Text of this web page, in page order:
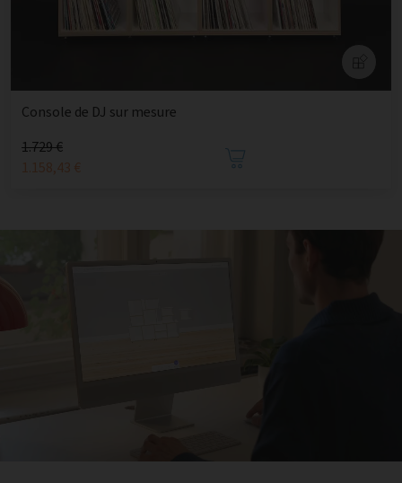
Console de DJ sur mesure
1.729 €
1.158,43 €